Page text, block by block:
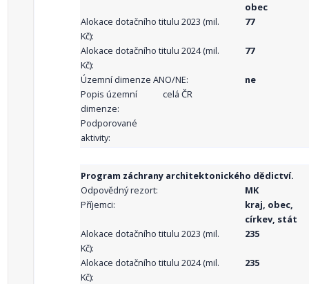
obec
Alokace dotačního titulu 2023 (mil.
Kč):
77
Alokace dotačního titulu 2024 (mil.
Kč):
77
Územní dimenze ANO/NE:
ne
Popis územní
dimenze:
celá ČR
Podporované
aktivity:
Program záchrany architektonického dědictví.
Odpovědný rezort:
MK
Příjemci:
kraj, obec,
církev, stát
Alokace dotačního titulu 2023 (mil.
Kč):
235
Alokace dotačního titulu 2024 (mil.
Kč):
235